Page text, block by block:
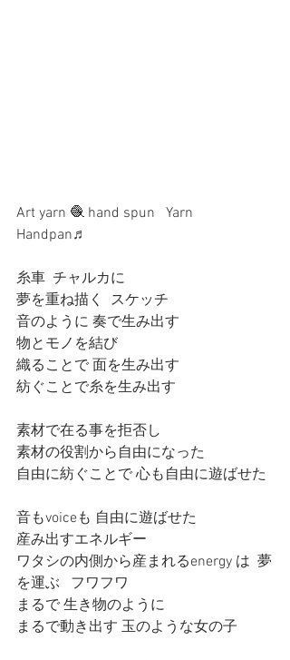
Art yarn 🧶 hand spun   Yarn
Handpan♬
糸車  チャルカに
夢を重ね描く  スケッチ
音のように 奏で生み出す
物とモノを結び
織ることで 面を生み出す
紡ぐことで糸を生み出す
素材で在る事を拒否し
素材の役割から自由になった
自由に紡ぐことで 心も自由に遊ばせた
音もvoiceも 自由に遊ばせた
産み出すエネルギー
ワタシの内側から産まれるenergy は  夢
を運ぶ   フワフワ
まるで 生き物のように
まるで動き出す 玉のような女の子